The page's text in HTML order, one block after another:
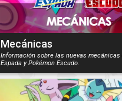
Mecánicas
Información sobre las nuevas mecánicas
Espada y Pokémon Escudo.